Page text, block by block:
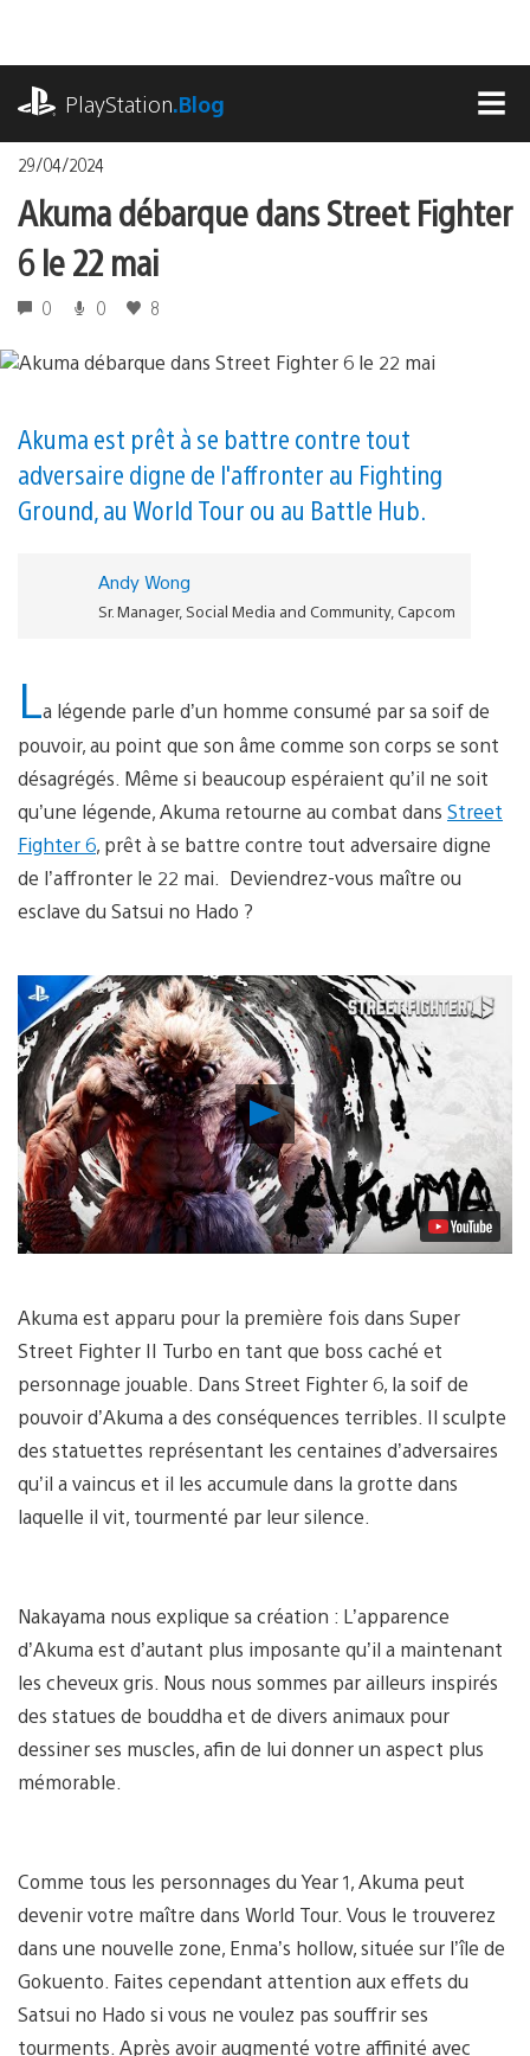
contenu
PlayStation.Blog
29/04/2024
Akuma débarque dans Street Fighter
6 le 22 mai
0 0 8
Akuma est prêt à se battre contre tout
adversaire digne de l'affronter au Fighting
Ground, au World Tour ou au Battle Hub.
Andy Wong
Sr. Manager, Social Media and Community, Capcom
La légende parle d’un homme consumé par sa soif de
pouvoir, au point que son âme comme son corps se sont
désagrégés. Même si beaucoup espéraient qu’il ne soit
qu’une légende, Akuma retourne au combat dans Street
Fighter 6, prêt à se battre contre tout adversaire digne
de l’affronter le 22 mai. Deviendrez-vous maître ou
esclave du Satsui no Hado ?
Lancer
la
vidéo
Akuma est apparu pour la première fois dans Super
Street Fighter II Turbo en tant que boss caché et
personnage jouable. Dans Street Fighter 6, la soif de
pouvoir d’Akuma a des conséquences terribles. Il sculpte
des statuettes représentant les centaines d’adversaires
qu’il a vaincus et il les accumule dans la grotte dans
laquelle il vit, tourmenté par leur silence.
Nakayama nous explique sa création : L’apparence
d’Akuma est d’autant plus imposante qu’il a maintenant
les cheveux gris. Nous nous sommes par ailleurs inspirés
des statues de bouddha et de divers animaux pour
dessiner ses muscles, afin de lui donner un aspect plus
mémorable.
Comme tous les personnages du Year 1, Akuma peut
devenir votre maître dans World Tour. Vous le trouverez
dans une nouvelle zone, Enma’s hollow, située sur l’île de
Gokuento. Faites cependant attention aux effets du
Satsui no Hado si vous ne voulez pas souffrir ses
tourments. Après avoir augmenté votre affinité avec